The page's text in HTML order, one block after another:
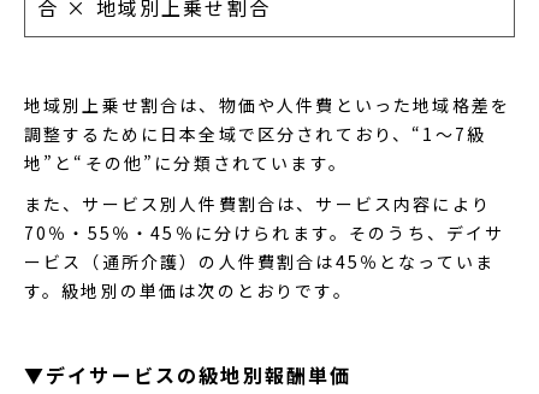
合 × 地域別上乗せ割合
地域別上乗せ割合は、物価や人件費といった地域格差を
調整するために日本全域で区分されており、“1〜7級
地”と“その他”に分類されています。
また、サービス別人件費割合は、サービス内容により
70％・55％・45％に分けられます。そのうち、デイサ
ービス（通所介護）の人件費割合は45％となっていま
す。級地別の単価は次のとおりです。
▼デイサービスの級地別報酬単価